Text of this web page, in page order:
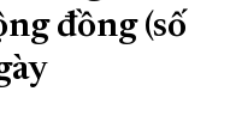
đồng (số